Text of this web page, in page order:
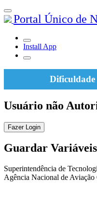
Portal Único de
Install App
Dificuldade
Usuário não
Fazer Login
Guardar Variáveis
Superintendência de
Agência Nacional de